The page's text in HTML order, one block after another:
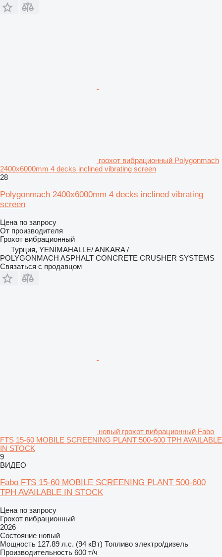
грохот вибрационный Polygonmach
2400x6000mm 4 decks inclined vibrating screen
28
Polygonmach 2400x6000mm 4 decks inclined vibrating
screen
Цена по запросу
От производителя
Грохот вибрационный
Турция, YENİMAHALLE/ ANKARA /
POLYGONMACH ASPHALT CONCRETE CRUSHER SYSTEMS
Связаться с продавцом
новый грохот вибрационный Fabo
FTS 15-60 MOBILE SCREENING PLANT 500-600 TPH AVAILABLE
IN STOCK
9
ВИДЕО
Fabo FTS 15-60 MOBILE SCREENING PLANT 500-600
TPH AVAILABLE IN STOCK
Цена по запросу
Грохот вибрационный
2026
Состояние новый
Мощность 127.89 л.с. (94 кВт) Топливо электро/дизель
Производительность 600 т/ч